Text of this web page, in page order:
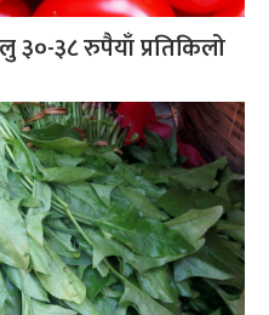
३८ रुपैयाँ प्रतिकिलो